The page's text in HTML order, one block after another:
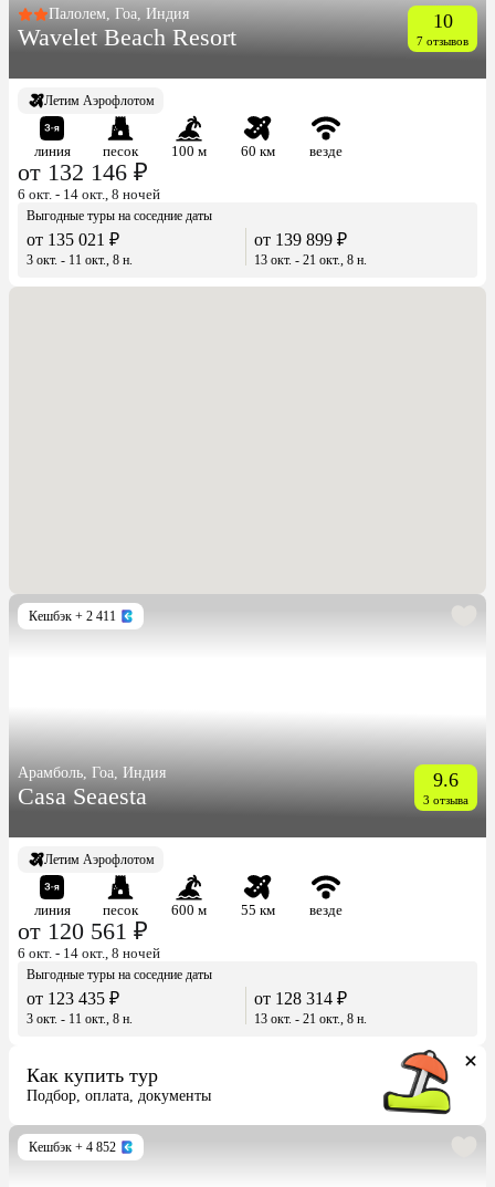
Палолем, Гоа, Индия
Wavelet Beach Resort
10
7 отзывов
Летим Аэрофлотом
линия песок 100 м 60 км везде
от 132 146 ₽
6 окт. - 14 окт., 8 ночей
Выгодные туры на соседние даты
от 135 021 ₽
3 окт. - 11 окт., 8 н.
от 139 899 ₽
13 окт. - 21 окт., 8 н.
Кешбэк + 2 411
Арамболь, Гоа, Индия
Casa Seaesta
9.6
3 отзыва
Летим Аэрофлотом
линия песок 600 м 55 км везде
от 120 561 ₽
6 окт. - 14 окт., 8 ночей
Выгодные туры на соседние даты
от 123 435 ₽
3 окт. - 11 окт., 8 н.
от 128 314 ₽
13 окт. - 21 окт., 8 н.
Как купить тур
Подбор, оплата, документы
Кешбэк + 4 852